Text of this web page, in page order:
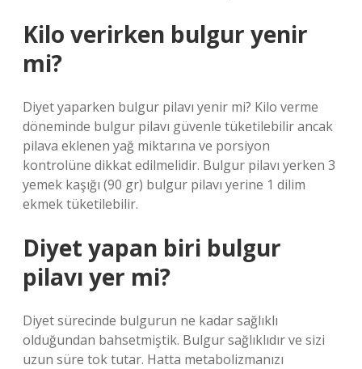
Kilo verirken bulgur yenir
mi?
Diyet yaparken bulgur pilavı yenir mi? Kilo verme
döneminde bulgur pilavı güvenle tüketilebilir ancak
pilava eklenen yağ miktarına ve porsiyon
kontrolüne dikkat edilmelidir. Bulgur pilavı yerken 3
yemek kaşığı (90 gr) bulgur pilavı yerine 1 dilim
ekmek tüketilebilir.
Diyet yapan biri bulgur
pilavı yer mi?
Diyet sürecinde bulgurun ne kadar sağlıklı
olduğundan bahsetmiştik. Bulgur sağlıklıdır ve sizi
uzun süre tok tutar. Hatta metabolizmanızı